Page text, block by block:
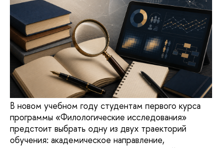
В новом учебном году студентам первого курса
программы «Филологические исследования»
предстоит выбрать одну из двух траекторий
обучения: академическое направление,